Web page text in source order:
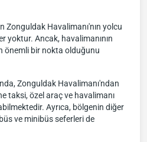
Zonguldak Havalimanı'nın yolcu
yoktur. Ancak, havalimanının
önemli bir nokta olduğunu
Zonguldak Havalimanı'ndan
taksi, özel araç ve havalimanı
Ayrıca, bölgenin diğer
ve minibüs seferleri de